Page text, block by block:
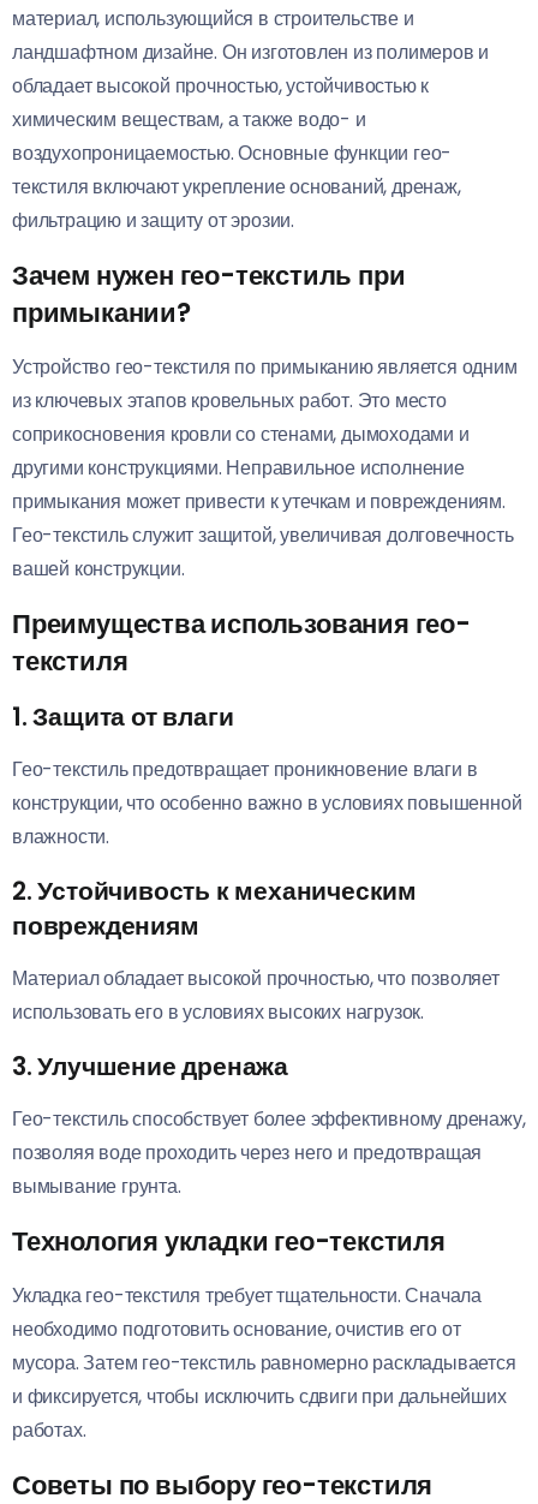
материал, использующийся в строительстве и
ландшафтном дизайне. Он изготовлен из полимеров и
обладает высокой прочностью, устойчивостью к
химическим веществам, а также водо- и
воздухопроницаемостью. Основные функции гео-
текстиля включают укрепление оснований, дренаж,
фильтрацию и защиту от эрозии.
Зачем нужен гео-текстиль при
примыкании?
Устройство гео-текстиля по примыканию является одним
из ключевых этапов кровельных работ. Это место
соприкосновения кровли со стенами, дымоходами и
другими конструкциями. Неправильное исполнение
примыкания может привести к утечкам и повреждениям.
Гео-текстиль служит защитой, увеличивая долговечность
вашей конструкции.
Преимущества использования гео-
текстиля
1. Защита от влаги
Гео-текстиль предотвращает проникновение влаги в
конструкции, что особенно важно в условиях повышенной
влажности.
2. Устойчивость к механическим
повреждениям
Материал обладает высокой прочностью, что позволяет
использовать его в условиях высоких нагрузок.
3. Улучшение дренажа
Гео-текстиль способствует более эффективному дренажу,
позволяя воде проходить через него и предотвращая
вымывание грунта.
Технология укладки гео-текстиля
Укладка гео-текстиля требует тщательности. Сначала
необходимо подготовить основание, очистив его от
мусора. Затем гео-текстиль равномерно раскладывается
и фиксируется, чтобы исключить сдвиги при дальнейших
работах.
Советы по выбору гео-текстиля